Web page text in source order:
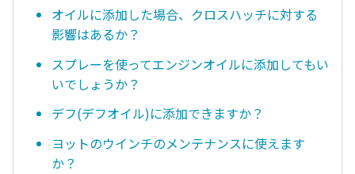
オイルに添加した場合、クロスハッチに対する
影響はあるか？
スプレーを使ってエンジンオイルに添加してもい
いでしょうか？
デフ(デフオイル)に添加できますか？
ヨットのウインチのメンテナンスに使えます
か？